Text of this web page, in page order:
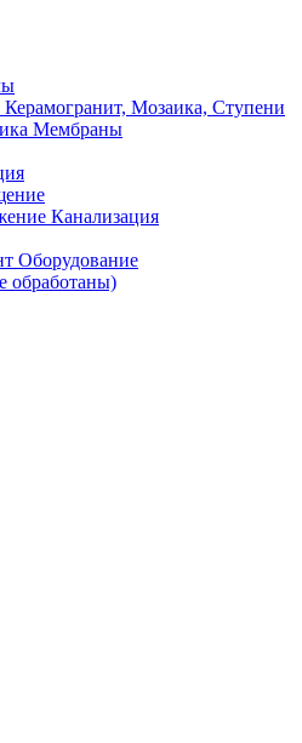
Керамогранит, Мозаика, Ступени
Мембраны
Канализация
Оборудование
обработаны)